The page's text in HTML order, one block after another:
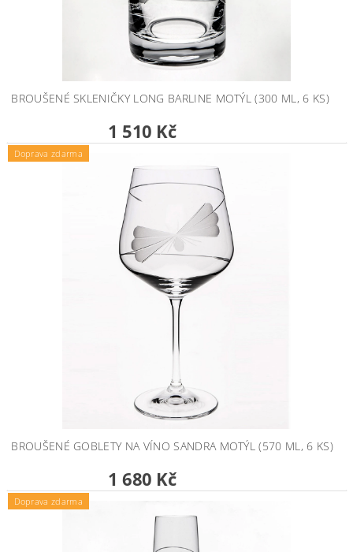
BROUŠENÉ SKLENIČKY LONG BARLINE MOTÝL (300 ML, 6 KS)
1 510 Kč
Doprava zdarma
BROUŠENÉ GOBLETY NA VÍNO SANDRA MOTÝL (570 ML, 6 KS)
1 680 Kč
Doprava zdarma